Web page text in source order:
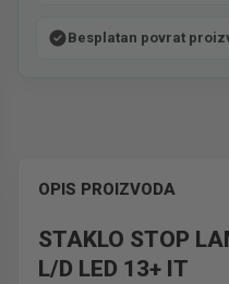
Besplatan povrat
OPIS PROIZVODA
STAKLO STOP
L/D LED 13+ IT